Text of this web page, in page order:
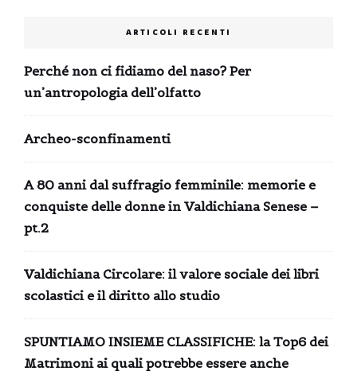
ARTICOLI RECENTI
Perché non ci fidiamo del naso? Per
un’antropologia dell’olfatto
Archeo-sconfinamenti
A 80 anni dal suffragio femminile: memorie e
conquiste delle donne in Valdichiana Senese –
pt.2
Valdichiana Circolare: il valore sociale dei libri
scolastici e il diritto allo studio
SPUNTIAMO INSIEME CLASSIFICHE: la Top6 dei
Matrimoni ai quali potrebbe essere anche